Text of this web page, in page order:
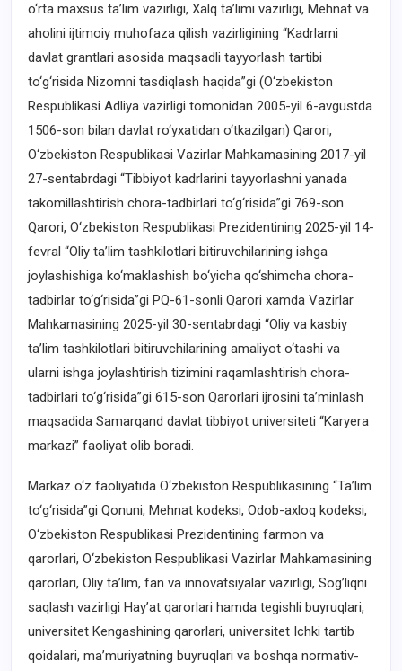
o‘rta maxsus ta’lim vazirligi, Xalq ta’limi vazirligi, Mehnat va
aholini ijtimoiy muhofaza qilish vazirligining “Kadrlarni
davlat grantlari asosida maqsadli tayyorlash tartibi
to‘g‘risida Nizomni tasdiqlash haqida”gi (O‘zbekiston
Respublikasi Adliya vazirligi tomonidan 2005-yil 6-avgustda
1506-son bilan davlat ro‘yxatidan o‘tkazilgan) Qarori,
O‘zbekiston Respublikasi Vazirlar Mahkamasining 2017-yil
27-sentabrdagi “Tibbiyot kadrlarini tayyorlashni yanada
takomillashtirish chora-tadbirlari to‘g‘risida”gi 769-son
Qarori, O‘zbekiston Respublikasi Prezidentining 2025-yil 14-
fevral “Oliy ta’lim tashkilotlari bitiruvchilarining ishga
joylashishiga ko‘maklashish bo‘yicha qo‘shimcha chora-
tadbirlar to‘g‘risida”gi PQ-61-sonli Qarori xamda Vazirlar
Mahkamasining 2025-yil 30-sentabrdagi “Oliy va kasbiy
ta’lim tashkilotlari bitiruvchilarining amaliyot o‘tashi va
ularni ishga joylashtirish tizimini raqamlashtirish chora-
tadbirlari to‘g‘risida”gi 615-son Qarorlari ijrosini ta’minlash
maqsadida Samarqand davlat tibbiyot universiteti “Karyera
markazi” faoliyat olib boradi.
Markaz o‘z faoliyatida O‘zbekiston Respublikasining “Ta’lim
to‘g‘risida”gi Qonuni, Mehnat kodeksi, Odob-axloq kodeksi,
O‘zbekiston Respublikasi Prezidentining farmon va
qarorlari, O‘zbekiston Respublikasi Vazirlar Mahkamasining
qarorlari, Oliy ta’lim, fan va innovatsiyalar vazirligi, Sog’liqni
saqlash vazirligi Hay’at qarorlari hamda tegishli buyruqlari,
universitet Kengashining qarorlari, universitet Ichki tartib
qoidalari, ma’muriyatning buyruqlari va boshqa normativ-